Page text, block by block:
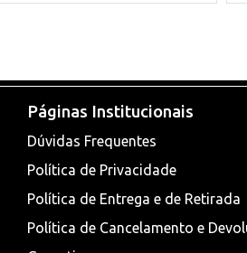
Páginas Institucionais
Dúvidas Frequentes
Política de Privacidade
Política de Entrega e de Retirada
Política de Cancelamento e